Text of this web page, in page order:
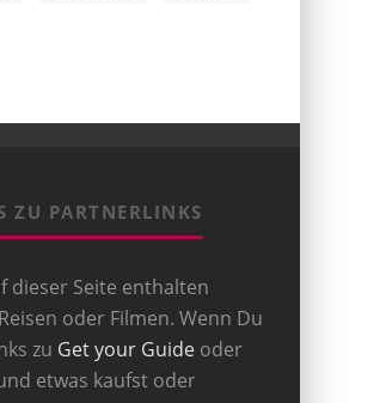
ZU PARTNERLINKS
dieser Seite enthalten
oder Filmen. Wenn Du
zu Get your Guide oder
etwas kaufst oder